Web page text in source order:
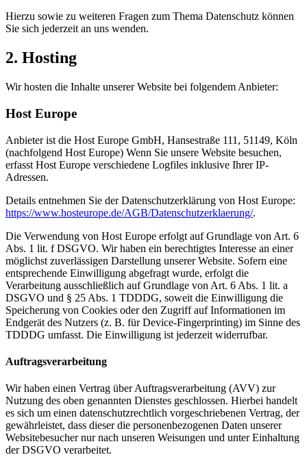
Hierzu sowie zu weiteren Fragen zum Thema Datenschutz können
Sie sich jederzeit an uns wenden.
2. Hosting
Wir hosten die Inhalte unserer Website bei folgendem Anbieter:
Host Europe
Anbieter ist die Host Europe GmbH, Hansestraße 111, 51149, Köln
(nachfolgend Host Europe) Wenn Sie unsere Website besuchen,
erfasst Host Europe verschiedene Logfiles inklusive Ihrer IP-
Adressen.
Details entnehmen Sie der Datenschutzerklärung von Host Europe:
https://www.hosteurope.de/AGB/Datenschutzerklaerung/.
Die Verwendung von Host Europe erfolgt auf Grundlage von Art. 6
Abs. 1 lit. f DSGVO. Wir haben ein berechtigtes Interesse an einer
möglichst zuverlässigen Darstellung unserer Website. Sofern eine
entsprechende Einwilligung abgefragt wurde, erfolgt die
Verarbeitung ausschließlich auf Grundlage von Art. 6 Abs. 1 lit. a
DSGVO und § 25 Abs. 1 TDDDG, soweit die Einwilligung die
Speicherung von Cookies oder den Zugriff auf Informationen im
Endgerät des Nutzers (z. B. für Device-Fingerprinting) im Sinne des
TDDDG umfasst. Die Einwilligung ist jederzeit widerrufbar.
Auftragsverarbeitung
Wir haben einen Vertrag über Auftragsverarbeitung (AVV) zur
Nutzung des oben genannten Dienstes geschlossen. Hierbei handelt
es sich um einen datenschutzrechtlich vorgeschriebenen Vertrag, der
gewährleistet, dass dieser die personenbezogenen Daten unserer
Websitebesucher nur nach unseren Weisungen und unter Einhaltung
der DSGVO verarbeitet.